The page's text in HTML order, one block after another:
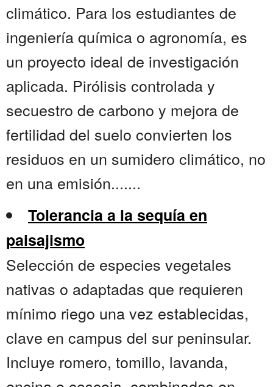
climático. Para los estudiantes de
ingeniería química o agronomía, es
un proyecto ideal de investigación
aplicada. Pirólisis controlada y
secuestro de carbono y mejora de
fertilidad del suelo convierten los
residuos en un sumidero climático, no
en una emisión.......
Tolerancia a la sequía en
paisajismo
Selección de especies vegetales
nativas o adaptadas que requieren
mínimo riego una vez establecidas,
clave en campus del sur peninsular.
Incluye romero, tomillo, lavanda,